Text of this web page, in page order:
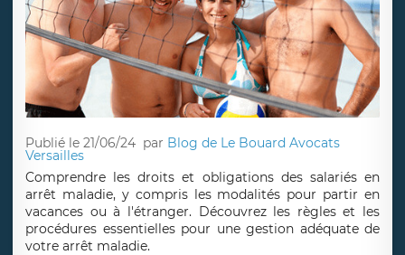
Publié le 21/06/24 par Blog de Le Bouard Avocats
Versailles
Comprendre les droits et obligations des salariés en
arrêt maladie, y compris les modalités pour partir en
vacances ou à l'étranger. Découvrez les règles et les
procédures essentielles pour une gestion adéquate de
votre arrêt maladie.